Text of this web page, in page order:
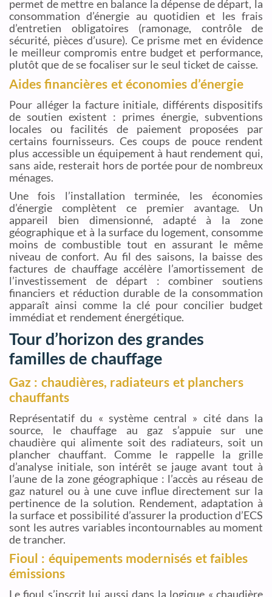
permet de mettre en balance la dépense de départ, la
consommation d’énergie au quotidien et les frais
d’entretien obligatoires (ramonage, contrôle de
sécurité, pièces d’usure). Ce prisme met en évidence
le meilleur compromis entre budget et performance,
plutôt que de se focaliser sur le seul ticket de caisse.
Aides financières et économies d’énergie
Pour alléger la facture initiale, différents dispositifs
de soutien existent : primes énergie, subventions
locales ou facilités de paiement proposées par
certains fournisseurs. Ces coups de pouce rendent
plus accessible un équipement à haut rendement qui,
sans aide, resterait hors de portée pour de nombreux
ménages.
Une fois l’installation terminée, les économies
d’énergie complètent ce premier avantage. Un
appareil bien dimensionné, adapté à la zone
géographique et à la surface du logement, consomme
moins de combustible tout en assurant le même
niveau de confort. Au fil des saisons, la baisse des
factures de chauffage accélère l’amortissement de
l’investissement de départ : combiner soutiens
financiers et réduction durable de la consommation
apparaît ainsi comme la clé pour concilier budget
immédiat et rendement énergétique.
Tour d’horizon des grandes
familles de chauffage
Gaz : chaudières, radiateurs et planchers
chauffants
Représentatif du « système central » cité dans la
source, le chauffage au gaz s’appuie sur une
chaudière qui alimente soit des radiateurs, soit un
plancher chauffant. Comme le rappelle la grille
d’analyse initiale, son intérêt se jauge avant tout à
l’aune de la zone géographique : l’accès au réseau de
gaz naturel ou à une cuve influe directement sur la
pertinence de la solution. Rendement, adaptation à
la surface et possibilité d’assurer la production d’ECS
sont les autres variables incontournables au moment
de trancher.
Fioul : équipements modernisés et faibles
émissions
Le fioul s’inscrit lui aussi dans la logique « chaudière